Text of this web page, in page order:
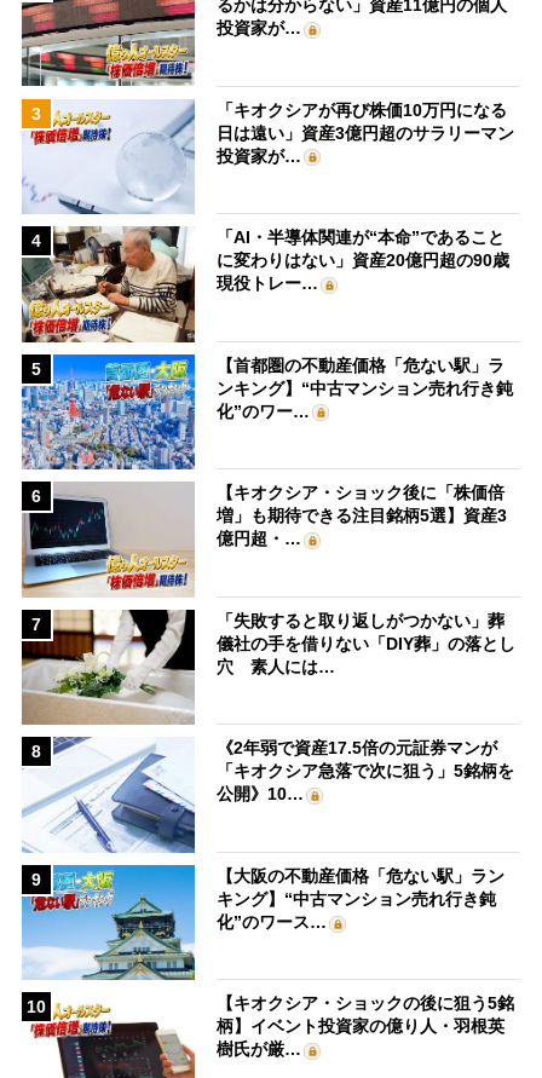
るかは分からない」資産11億円の個人
投資家が…
3
「キオクシアが再び株価10万円になる
日は遠い」資産3億円超のサラリーマン
投資家が…
4
「AI・半導体関連が“本命”であること
に変わりはない」資産20億円超の90歳
現役トレー…
5
【首都圏の不動産価格「危ない駅」ラ
ンキング】“中古マンション売れ行き鈍
化”のワー…
6
【キオクシア・ショック後に「株価倍
増」も期待できる注目銘柄5選】資産3
億円超・…
7
「失敗すると取り返しがつかない」葬
儀社の手を借りない「DIY葬」の落とし
穴 素人には…
8
《2年弱で資産17.5倍の元証券マンが
「キオクシア急落で次に狙う」5銘柄を
公開》10…
9
【大阪の不動産価格「危ない駅」ラン
キング】“中古マンション売れ行き鈍
化”のワース…
10
【キオクシア・ショックの後に狙う5銘
柄】イベント投資家の億り人・羽根英
樹氏が厳…